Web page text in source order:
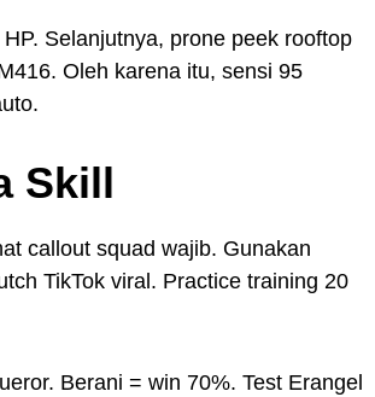
Selanjutnya, prone peek rooftop
Oleh karena itu, sensi 95
Skill
callout squad wajib. Gunakan
TikTok viral. Practice training 20
Berani = win 70%. Test Erangel